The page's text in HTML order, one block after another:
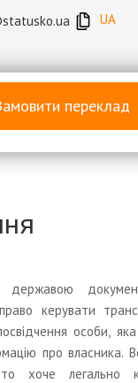
UA
переклад
керувати
особи, яка
про власника.
хоче легально